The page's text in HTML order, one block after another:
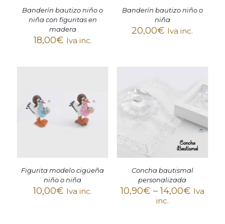
Banderín bautizo niño o
niña con figuritas en
madera
18,00€ Iva inc.
Banderín bautizo niño o
niña
20,00€ Iva inc.
Figurita modelo cigüeña
niño o niña
10,00€ Iva inc.
Concha bautismal
personalizada
10,90€ –14,00€ Iva
inc.